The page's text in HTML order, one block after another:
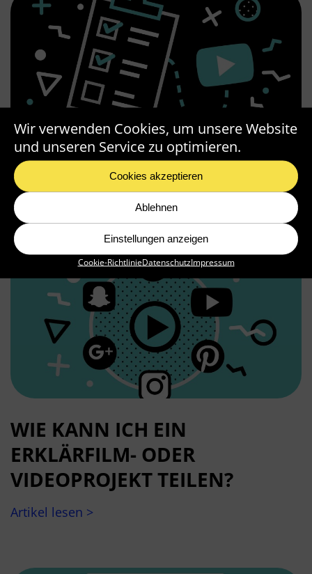
Wir verwenden Cookies, um unsere Website
und unseren Service zu optimieren.
Cookies akzeptieren
Ablehnen
Einstellungen anzeigen
Cookie-RichtlinieDatenschutzImpressum
YOUTUBE -VIDEO-CHECKLISTE
Artikel lesen >
WIE KANN ICH EIN
ERKLÄRFILM- ODER
VIDEOPROJEKT TEILEN?
Artikel lesen >